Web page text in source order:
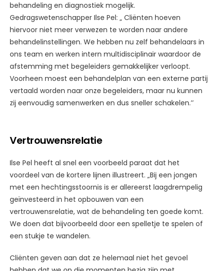
behandeling en diagnostiek mogelijk.
Gedragswetenschapper Ilse Pel: „ Cliënten hoeven
hiervoor niet meer verwezen te worden naar andere
behandelinstellingen. We hebben nu zelf behandelaars in
ons team en werken intern multidisciplinair waardoor de
afstemming met begeleiders gemakkelijker verloopt.
Voorheen moest een behandelplan van een externe partij
vertaald worden naar onze begeleiders, maar nu kunnen
zij eenvoudig samenwerken en dus sneller schakelen.’’
Vertrouwensrelatie
Ilse Pel heeft al snel een voorbeeld paraat dat het
voordeel van de kortere lijnen illustreert. „Bij een jongen
met een hechtingsstoornis is er allereerst laagdrempelig
geïnvesteerd in het opbouwen van een
vertrouwensrelatie, wat de behandeling ten goede komt.
We doen dat bijvoorbeeld door een spelletje te spelen of
een stukje te wandelen.
Cliënten geven aan dat ze helemaal niet het gevoel